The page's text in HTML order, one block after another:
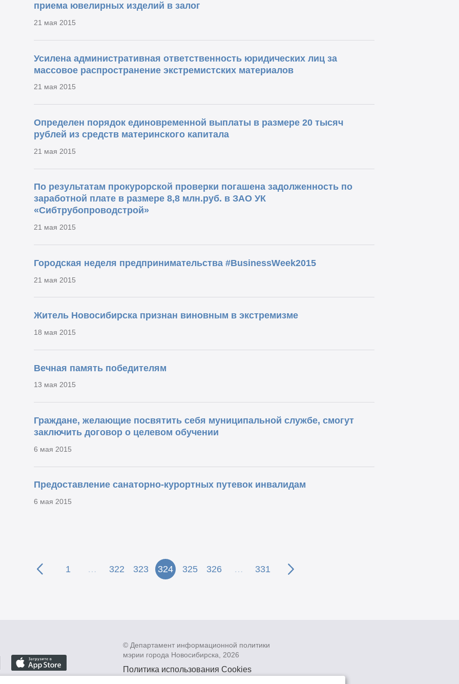
приема ювелирных изделий в залог
21 мая 2015
Усилена административная ответственность юридических лиц за
массовое распространение экстремистских материалов
21 мая 2015
Определен порядок единовременной выплаты в размере 20 тысяч
рублей из средств материнского капитала
21 мая 2015
По результатам прокурорской проверки погашена задолженность по
заработной плате в размере 8,8 млн.руб. в ЗАО УК
«Сибтрубопроводстрой»
21 мая 2015
Городская неделя предпринимательства #BusinessWeek2015
21 мая 2015
Житель Новосибирска признан виновным в экстремизме
18 мая 2015
Вечная память победителям
13 мая 2015
Граждане, желающие посвятить себя муниципальной службе, смогут
заключить договор о целевом обучении
6 мая 2015
Предоставление санаторно-курортных путевок инвалидам
6 мая 2015
1 … 322 323 324 325 326 … 331
© Департамент информационной политики
мэрии города Новосибирска, 2026
Политика использования Cookies